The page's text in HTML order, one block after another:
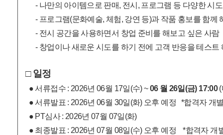
- 나만의 아이템으로 판매, 전시, 프로그램 등 다양한 시
- 프로그램(문화예술, 체험, 강연 등)과 작품 홍보를 함께
- 전시 공간을 사용하면서 창업 준비를 해보고 싶은 사람
- 창업이나 새로운 시도를 하기 전에 고객 반응을 테스트
□ 일정
● 서류접수 : 2026년 06월 17일(수) ~06 월 26일(금) 17:00
● 서류발표 : 2026년 06월 30일(화) 오후 예정 *합격자 개
● PT심사 : 2026년 07월 07일(화)
● 최종발표 : 2026년 07월 08일(수) 오후 예정
*합격자 개